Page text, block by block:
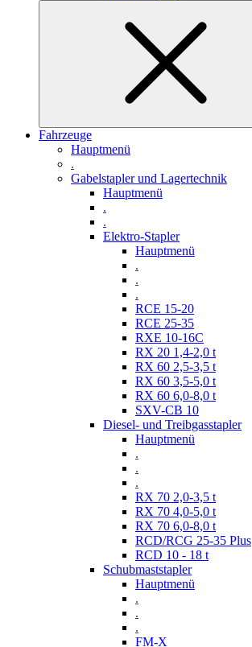
Fahrzeuge
Hauptmenü
.
Gabelstapler und Lagertechnik
Hauptmenü
.
.
Elektro-Stapler
Hauptmenü
.
.
.
RCE 15-20
RCE 25-35
RXE 10-16C
RX 20 1,4-2,0 t
RX 60 2,5-3,5 t
RX 60 3,5-5,0 t
RX 60 6,0-8,0 t
SXV-CB 10
Diesel- und Treibgasstapler
Hauptmenü
.
.
.
RX 70 2,0-3,5 t
RX 70 4,0-5,0 t
RX 70 6,0-8,0 t
RCD/RCG 25-35 Plus
RCD 10 - 18 t
Schubmaststapler
Hauptmenü
.
.
.
FM-X